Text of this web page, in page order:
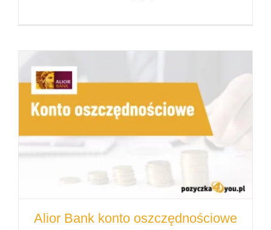
Alior Bank konto oszczędnościowe